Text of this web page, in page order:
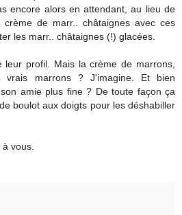
encore alors en attendant, au lieu de
de marr.. châtaignes avec ces
les marr.. châtaignes (!) glacées.
leur profil. Mais la crème de marrons,
marrons ? J'imagine. Et bien
amie plus fine ? De toute façon ça
boulot aux doigts pour les déshabiller
vous.